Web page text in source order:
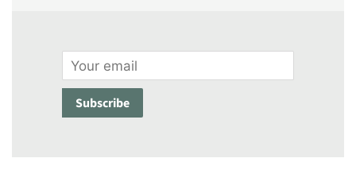
Email
Subscribe